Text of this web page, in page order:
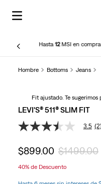
Hasta12MSI en
Hombre Bottoms Jeans
Fit ajustado. Te
LEVI'S® 511® SLIM FIT
3.5
5
estrellas,
medio
3.5
$899.00 $1499.00
40%de Descuento